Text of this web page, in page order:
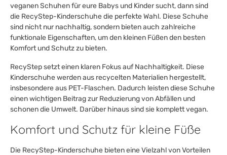
veganen Schuhen für eure Babys und Kinder sucht, dann sind
die RecyStep-Kinderschuhe die perfekte Wahl. Diese Schuhe
sind nicht nur nachhaltig, sondern bieten auch zahlreiche
funktionale Eigenschaften, um den kleinen Füßen den besten
Komfort und Schutz zu bieten.
RecyStep setzt einen klaren Fokus auf Nachhaltigkeit. Diese
Kinderschuhe werden aus recycelten Materialien hergestellt,
insbesondere aus PET-Flaschen. Dadurch leisten diese Schuhe
einen wichtigen Beitrag zur Reduzierung von Abfällen und
schonen die Umwelt. Darüber hinaus sind sie komplett vegan.
Komfort und Schutz für kleine Füße
Die RecyStep-Kinderschuhe bieten eine Vielzahl von Vorteilen